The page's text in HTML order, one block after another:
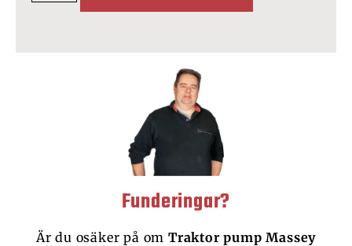
Funderingar?
Är du osäker på om Traktor pump Massey